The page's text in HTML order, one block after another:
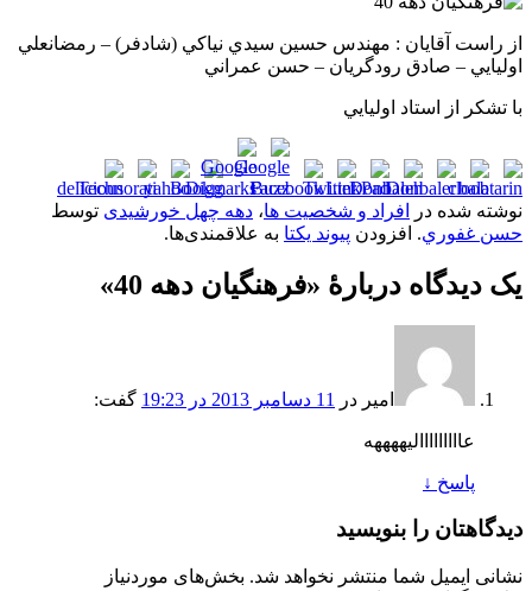
از راست آقايان : مهندس حسين سيدي نياکي (شادفر) – رمضانعلي
اوليايي – صادق رودگريان – حسن عمراني
با تشکر از استاد اوليايي
نوشته شده در افراد و شخصیت ها، دهه چهل خورشیدی توسط
حسن غفوري. افزودن پیوند یکتا به علاقمندی‌ها.
یک دیدگاه دربارهٔ «فرهنگيان دهه 40 »
امیر در 11 دسامبر 2013 در 19:23 گفت:
عااااااااالیههههه
پاسخ ↓
دیدگاهتان را بنویسید
نشانی ایمیل شما منتشر نخواهد شد. بخش‌های موردنیاز